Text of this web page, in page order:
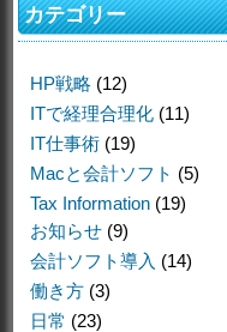
カテゴリー
HP戦略 (12)
ITで経理合理化 (11)
IT仕事術 (19)
Macと会計ソフト (5)
Tax Information (19)
お知らせ (9)
会計ソフト導入 (14)
働き方 (3)
日常 (23)